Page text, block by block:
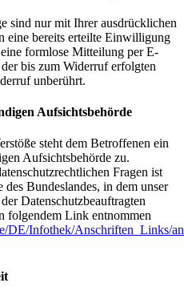
sind nur mit Ihrer ausdrücklichen
eine bereits erteilte Einwilligung
formlose Mitteilung per E-
bis zum Widerruf erfolgten
unberührt.
Aufsichtsbehörde
steht dem Betroffenen ein
Aufsichtsbehörde zu.
Fragen ist
des Bundeslandes, in dem unser
Datenschutzbeauftragten
folgendem Link entnommen
DE/Infothek/Anschriften_Links/